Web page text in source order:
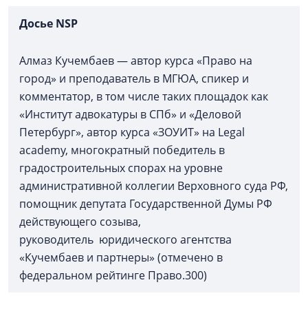
Досье NSP
Алмаз Кучембаев — автор курса «Право на
город» и преподаватель в МГЮА, спикер и
комментатор, в том числе таких площадок как
«Институт адвокатуры в СПб» и «Деловой
Петербург», автор курса «ЗОУИТ» на Legal
academy, многократный победитель в
градостроительных спорах на уровне
административной коллегии Верховного суда РФ,
помощник депутата Государственной Думы РФ
действующего созыва,
руководитель юридического агентства
«Кучембаев и партнеры» (отмечено в
федеральном рейтинге Право.300)